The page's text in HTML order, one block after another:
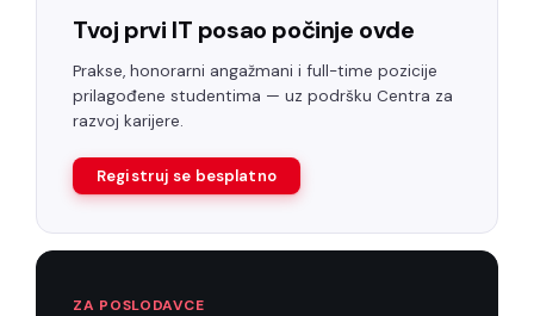
Tvoj prvi IT posao počinje ovde
Prakse, honorarni angažmani i full-time pozicije
prilagođene studentima — uz podršku Centra za
razvoj karijere.
Registruj se besplatno
ZA POSLODAVCE